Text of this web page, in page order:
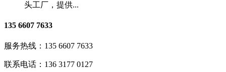
头工厂，提供...
135 6607 7633
服务热线： 135 6607 7633
联系电话： 136 3177 0127